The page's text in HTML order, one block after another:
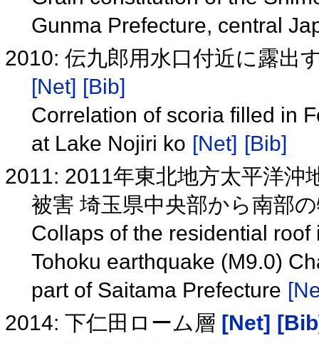
Gunma Prefecture, central
2010: 伝九郎用水口付近に露出
[Net] [Bib]
Correlation of scoria filled in
at Lake Nojiri ko [Net] [Bib]
2011: 2011年東北地方太平洋
被害 埼玉県中央部から南部
Collaps of the residential
Tohoku earthquake (M9.0)
part of Saitama Prefecture
2014: 下仁田ローム層 [Net]